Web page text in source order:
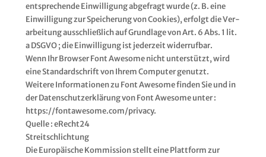
ent­spre­chen­de Ein­wil­li­gung abge­fragt wur­de (z. B. eine
Ein­wil­li­gung zur Spei­che­rung von Coo­kies), erfolgt die Ver­
ar­bei­tung aus­schließ­lich auf Grund­la­ge von Art. 6 Abs. 1 lit.
a DSGVO ; die Ein­wil­li­gung ist jeder­zeit wider­ruf­bar.
Wenn Ihr Brow­ser Font Awe­so­me nicht unter­stützt, wird
eine Stan­dard­schrift von Ihrem Com­pu­ter genutzt.
Wei­te­re Infor­ma­tio­nen zu Font Awe­so­me fin­den Sie und in
der Daten­schutz­er­klä­rung von Font Awe­so­me unter :
https://​fon​ta​we​so​me​.com/​p​r​i​v​acy.
Quel­le : eRecht24
Streit­schlich­tung
Die Euro­päi­sche Kom­mis­si­on stellt eine Platt­form zur